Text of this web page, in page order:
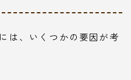
は、いくつかの要因が考